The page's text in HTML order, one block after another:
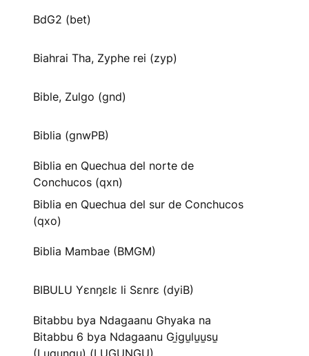
BdG2 (bet)
Biahrai Tha, Zyphe rei (zyp)
Bible, Zulgo (gnd)
Biblia (gnwPB)
Biblia en Quechua del norte de
Conchucos (qxn)
Biblia en Quechua del sur de Conchucos
(qxo)
Biblia Mambae (BMGM)
BIBULU Yɛnŋɛlɛ li Sɛnrɛ (dyiB)
Bitabbu bya Ndagaanu Ghyaka na
Bitabbu 6 bya Ndagaanu Gi̱gu̱lu̱u̱su̱
(Lugungu) (LUGUNGU)